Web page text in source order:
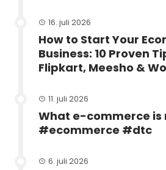
16. juli 2026
How to Start Your
Business: 10 Proven
Flipkart, Meesho &
11. juli 2026
What e-commerce is
#ecommerce #dtc
6. juli 2026